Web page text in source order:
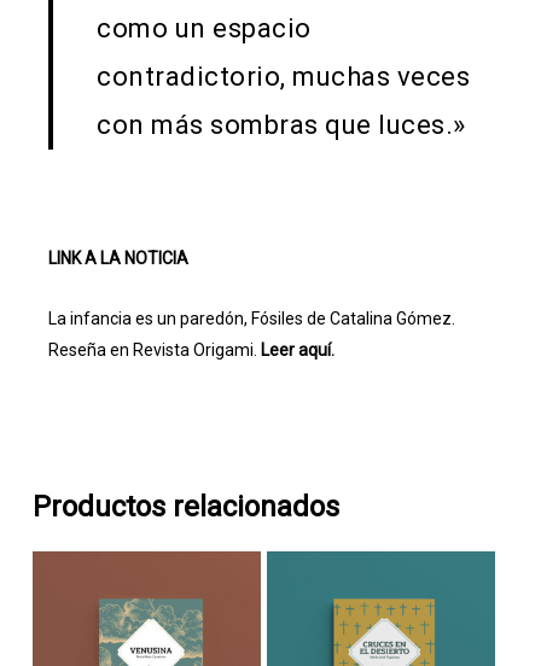
como un espacio
contradictorio, muchas veces
con más sombras que luces.»
LINK A LA NOTICIA
La infancia es un paredón, Fósiles de Catalina Gómez.
Reseña en Revista Origami. Leer aquí.
Productos relacionados